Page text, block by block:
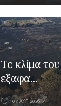
Το κλίμα
εξαφα...
07 ΑΥΓ 2026